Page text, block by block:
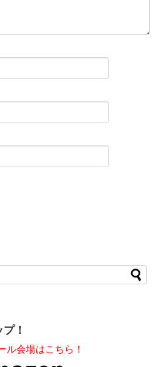
！
ル会場はこちら！